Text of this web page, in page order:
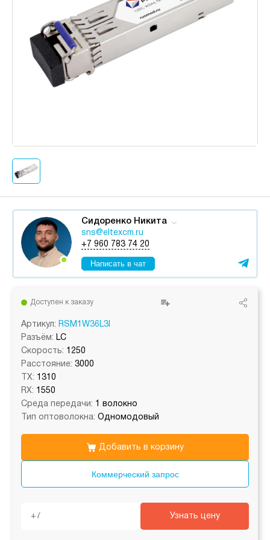
Сидоренко Никита
sns@eltexcm.ru
+7 960 783 74 20
Написать в чат
Доступен к заказу
Артикул: RSM1W36L3I
Разъём: LC
Скорость: 1250
Расстояние: 3000
TX: 1310
RX: 1550
Среда передачи: 1 волокно
Тип оптоволокна: Одномодовый
Коммерческий запрос
Добавить в корзину
Узнать цену